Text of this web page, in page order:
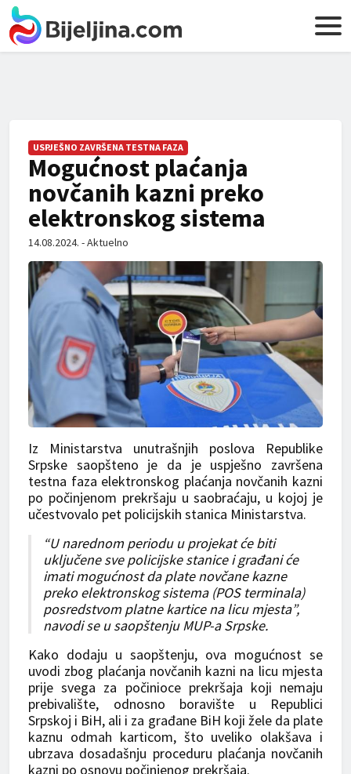
USPJEŠNO ZAVRŠENA TESTNA FAZA
Mogućnost plaćanja
novčanih kazni preko
elektronskog sistema
14.08.2024. - Aktuelno
Iz Ministarstva unutrašnjih poslova Republike
Srpske saopšteno je da je uspješno završena
testna faza elektronskog plaćanja novčanih kazni
po počinjenom prekršaju u saobraćaju, u kojoj je
učestvovalo pet policijskih stanica Ministarstva.
“U narednom periodu u projekat će biti
uključene sve policijske stanice i građani će
imati mogućnost da plate novčane kazne
preko elektronskog sistema (POS terminala)
posredstvom platne kartice na licu mjesta”,
navodi se u saopštenju MUP-a Srpske.
Kako dodaju u saopštenju, ova mogućnost se
uvodi zbog plaćanja novčanih kazni na licu mjesta
prije svega za počinioce prekršaja koji nemaju
prebivalište, odnosno boravište u Republici
Srpskoj i BiH, ali i za građane BiH koji žele da plate
kaznu odmah karticom, što uveliko olakšava i
ubrzava dosadašnju proceduru plaćanja novčanih
kazni po osnovu počinjenog prekršaja.